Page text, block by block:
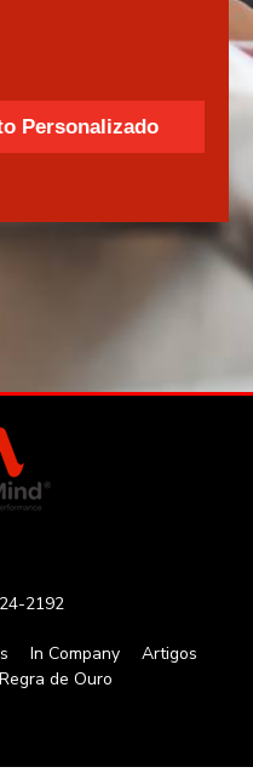
2192
In Company
Artigos
Regra de Ouro